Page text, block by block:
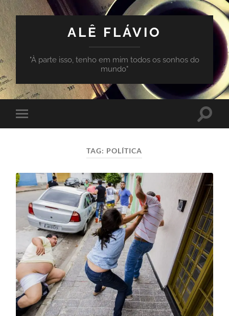
ALÊ FLÁVIO
"À parte isso, tenho em mim todos os sonhos do
mundo"
Toggle
mobile
Toggle
TAG: POLÍTICA